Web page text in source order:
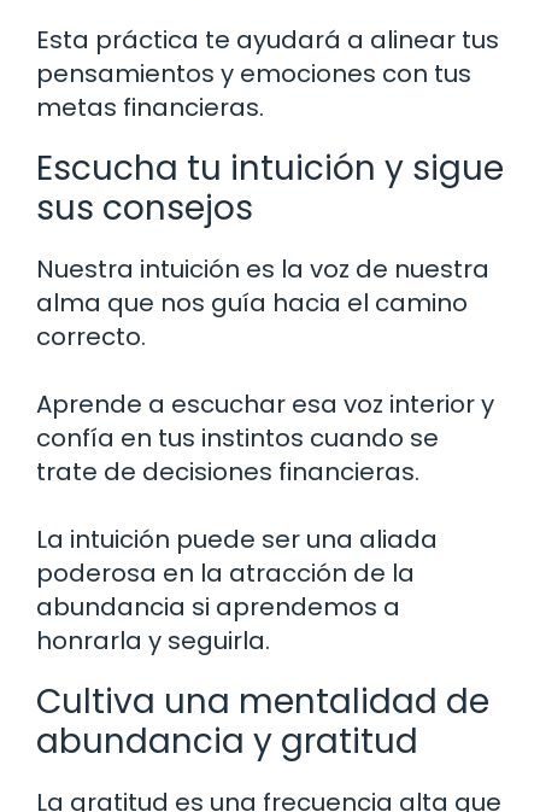
Esta práctica te ayudará a alinear tus
pensamientos y emociones con tus
metas financieras.
Escucha tu intuición y sigue
sus consejos
Nuestra intuición es la voz de nuestra
alma que nos guía hacia el camino
correcto.
Aprende a escuchar esa voz interior y
confía en tus instintos cuando se
trate de decisiones financieras.
La intuición puede ser una aliada
poderosa en la atracción de la
abundancia si aprendemos a
honrarla y seguirla.
Cultiva una mentalidad de
abundancia y gratitud
La gratitud es una frecuencia alta que